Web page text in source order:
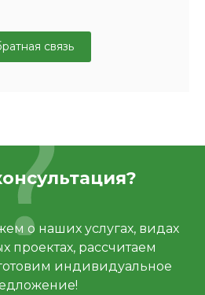
связь
о наших услугах, видах
проектах, рассчитаем
индивидуальное